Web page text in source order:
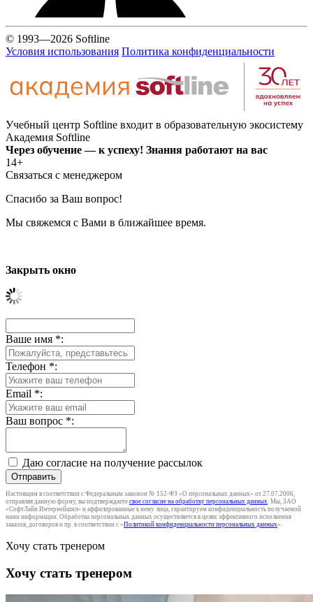
© 1993—2026 Softline
Условия использования Политика конфиденциальности
Учебный центр Softline входит в образовательную экосистему
Академия Softline
Через обучение — к успеху! Знания работают на вас
14+
Связаться с менеджером
Спасибо за Ваш вопрос!
Мы свяжемся с Вами в ближайшее время.
Закрыть окно
Ваше имя *:
Телефон *:
Email *:
Ваш вопрос *:
Даю согласие на получение рассылок
Отправить
Настоящим в соответствии с Федеральным законом № 152-ФЗ «О персональных данных» от 27.07.2006,
отправляя данную форму, вы подтверждаете свое согласие на обработку персональных данных. Мы, ЗАО
«СофтЛайн Интернейшнл» и аффилированные к нему лица, гарантируем конфиденциальность получаемой
нами информации. Обработка персональных данных осуществляется в целях эффективного исполнения
заказов, договоров и пр. в соответствии с «Политикой конфиденциальности персональных данных».
Хочу стать тренером
Хочу стать тренером